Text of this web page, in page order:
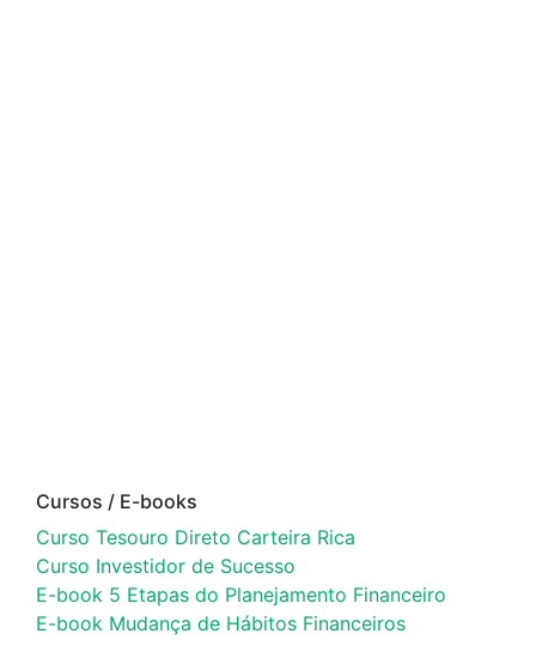
Cursos / E-books
Curso Tesouro Direto Carteira Rica
Curso Investidor de Sucesso
E-book 5 Etapas do Planejamento Financeiro
E-book Mudança de Hábitos Financeiros